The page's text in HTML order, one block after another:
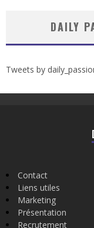
DAILY
Tweets by
Contact
Liens utiles
Marketing
Présentation
Recrutement